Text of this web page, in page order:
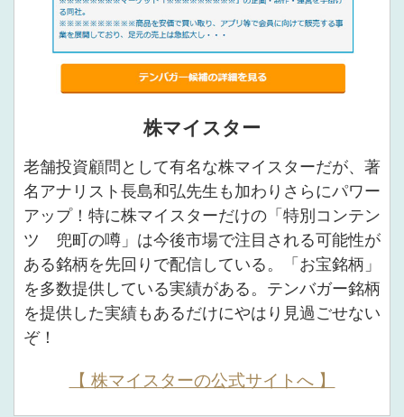
株マイスター
老舗投資顧問として有名な株マイスターだが、著
名アナリスト長島和弘先生も加わりさらにパワー
アップ！特に株マイスターだけの「特別コンテン
ツ 兜町の噂」は今後市場で注目される可能性が
ある銘柄を先回りで配信している。「お宝銘柄」
を多数提供している実績がある。テンバガー銘柄
を提供した実績もあるだけにやはり見過ごせない
ぞ！
【 株マイスターの公式サイトへ 】